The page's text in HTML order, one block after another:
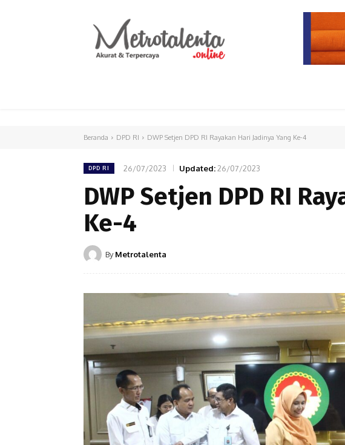
Beranda DPD RI DWP Setjen DPD RI Rayakan Hari Jadinya Yang Ke-4
DPD RI 26/07/2023 Updated:26/07/2023
DWP Setjen DPD RI
Ke-4
By Metrotalenta